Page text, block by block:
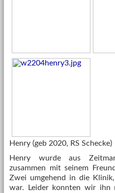
Henry (geb 2020, RS Schecke)
Henry wurde aus
zusammen mit seinem
Zwei umgehend in die
war. Leider konnten wir ihn